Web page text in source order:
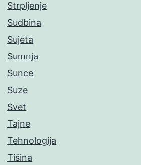
Strpljenje
Sudbina
Sujeta
Sumnja
Sunce
Suze
Svet
Tajne
Tehnologija
Tišina